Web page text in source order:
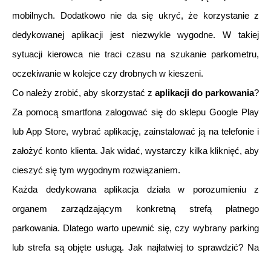
mobilnych. Dodatkowo nie da się ukryć, że korzystanie z
dedykowanej aplikacji jest niezwykle wygodne. W takiej
sytuacji kierowca nie traci czasu na szukanie parkometru,
oczekiwanie w kolejce czy drobnych w kieszeni.
Co należy zrobić, aby skorzystać z aplikacji do parkowania?
Za pomocą smartfona zalogować się do sklepu Google Play
lub App Store, wybrać aplikację, zainstalować ją na telefonie i
założyć konto klienta. Jak widać, wystarczy kilka kliknięć, aby
cieszyć się tym wygodnym rozwiązaniem.
Każda dedykowana aplikacja działa w porozumieniu z
organem zarządzającym konkretną strefą płatnego
parkowania. Dlatego warto upewnić się, czy wybrany parking
lub strefa są objęte usługą. Jak najłatwiej to sprawdzić? Na